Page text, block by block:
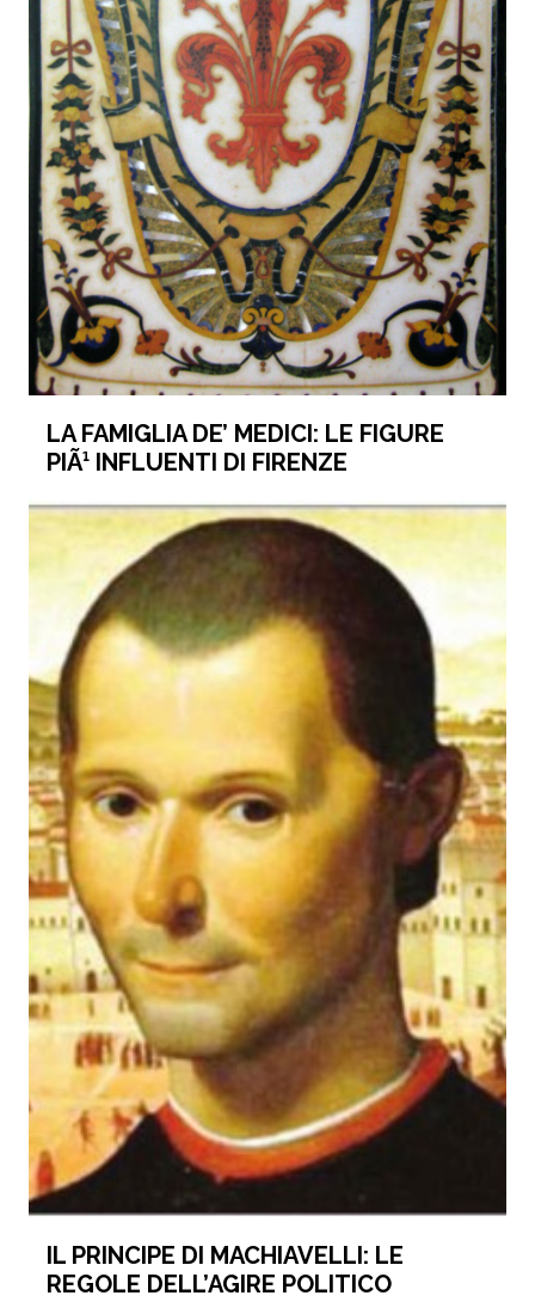
LA FAMIGLIA DE’ MEDICI: LE FIGURE
PIÃ¹ INFLUENTI DI FIRENZE
IL PRINCIPE DI MACHIAVELLI: LE
REGOLE DELL’AGIRE POLITICO